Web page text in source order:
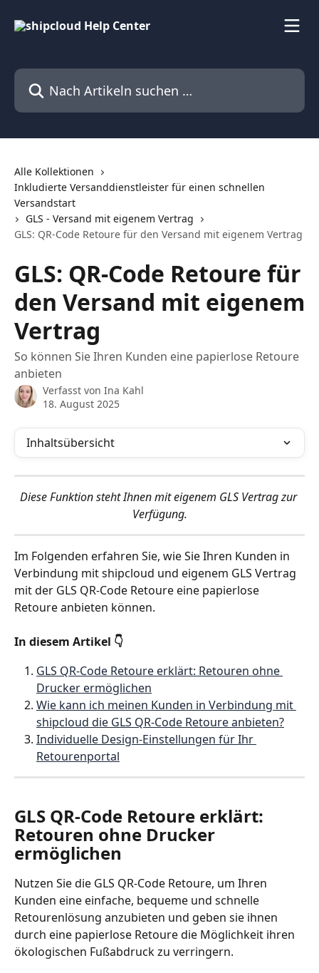
Nach Artikeln suchen …
Alle Kollektionen
Inkludierte Versanddienstleister für einen schnellen
Versandstart
GLS - Versand mit eigenem Vertrag
GLS: QR-Code Retoure für den Versand mit eigenem Vertrag
GLS: QR-Code Retoure für
den Versand mit eigenem
Vertrag
So können Sie Ihren Kunden eine papierlose Retoure
anbieten
Verfasst von Ina Kahl
18. August 2025
Inhaltsübersicht
Diese Funktion steht Ihnen mit eigenem GLS Vertrag zur
Verfügung.
Im Folgenden erfahren Sie, wie Sie Ihren Kunden in
Verbindung mit shipcloud und eigenem GLS Vertrag
mit der GLS QR-Code Retoure eine papierlose
Retoure anbieten können.
In diesem Artikel 👇
GLS QR-Code Retoure erklärt: Retouren ohne
Drucker ermöglichen
Wie kann ich meinen Kunden in Verbindung mit
shipcloud die GLS QR-Code Retoure anbieten?
Individuelle Design-Einstellungen für Ihr
Retourenportal
GLS QR-Code Retoure erklärt:
Retouren ohne Drucker
ermöglichen
Nutzen Sie die GLS QR-Code Retoure, um Ihren
Kunden eine einfache, bequeme und schnelle
Retourenlösung anzubieten und geben sie ihnen
durch eine papierlose Retoure die Möglichkeit ihren
ökologischen Fußabdruck zu verringern.